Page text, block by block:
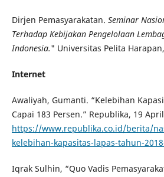
Dirjen Pemasyarakatan. Seminar
Terhadap Kebijakan Pengelolaan
Indonesia." Universitas Pelita
Internet
Awaliyah, Gumanti. “Kelebihan
Capai 183 Persen.” Republika, 19
https://www.republika.co.id/berita/
kelebihan-kapasitas-lapas-tahun-
Iqrak Sulhin, “Quo Vadis